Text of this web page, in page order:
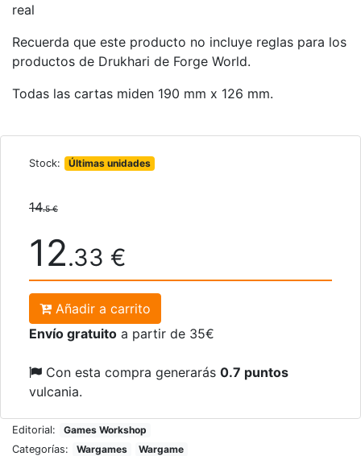
real
Recuerda que este producto no incluye reglas para los
productos de Drukhari de Forge World.
Todas las cartas miden 190 mm x 126 mm.
Stock: Últimas unidades
14.5 €
12.33 €
Añadir a carrito
Envío gratuito a partir de 35€
Con esta compra generarás 0.7 puntos
vulcania.
Editorial:
Games Workshop
Categorías:
Wargames Wargame